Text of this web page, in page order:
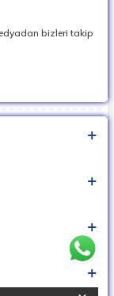
bizleri takip